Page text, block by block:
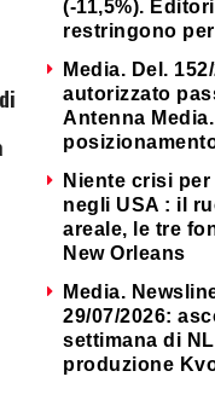
(-11,5%).
restringono
Media. Del.
autorizzato
Antenna
Niente crisi
negli USA : il
areale, le tre
New Orleans
Media.
29/07/2026:
settimana di
produzione